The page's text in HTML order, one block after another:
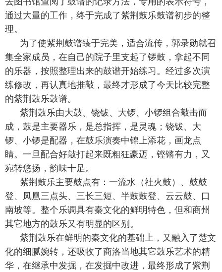
通过大量的工作，终于完成了紫荆鼓乐鼓谱初步的整
理。
为了使紫荆鼓谱臻于完美，适合流传，郭录勋就召
集全家成员，在自己的院子里支起了锣鼓，拿起不同
的乐器，按照整理出来的鼓谱开始练习。经过多次演
练修改，再认真地推敲，最终才形成了今天比较完整
的紫荆鼓乐鼓谱。
紫荆鼓乐由大鼓、铙钹、大锣、小锣组合敲击而
成，鼓是主要器乐，是总指挥，是灵魂；铙钹、大
锣、小锣是配器，在鼓乐演奏中锦上添花，画龙点
睛。一旦配合好敲打起来既粗狂豪迈，铿锵有力，又
宛转悠扬，韵味十足。
紫荆鼓乐主要鼓点有：一流水（社火鼓）、鼓鼓
登、凤凰三点头、三长三短、半鼓鼓登、云云鼓、口
南坡等。整个乐调具有秦文化的鲜明特色，但和商州
其它地方的鼓乐又有明显的区别。
紫荆鼓乐在鲜明的秦文化的基础上，又融入了楚文
化的细腻婉转，还吸收了商洛当地其它鼓乐艺术的精
华，在继承中发掘，在发掘中改进，最终形成了紫荆